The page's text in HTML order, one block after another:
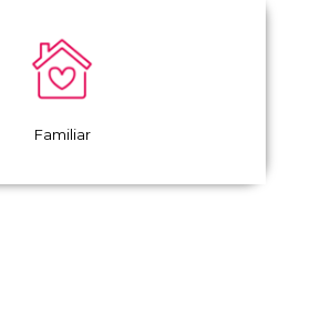
Familiar